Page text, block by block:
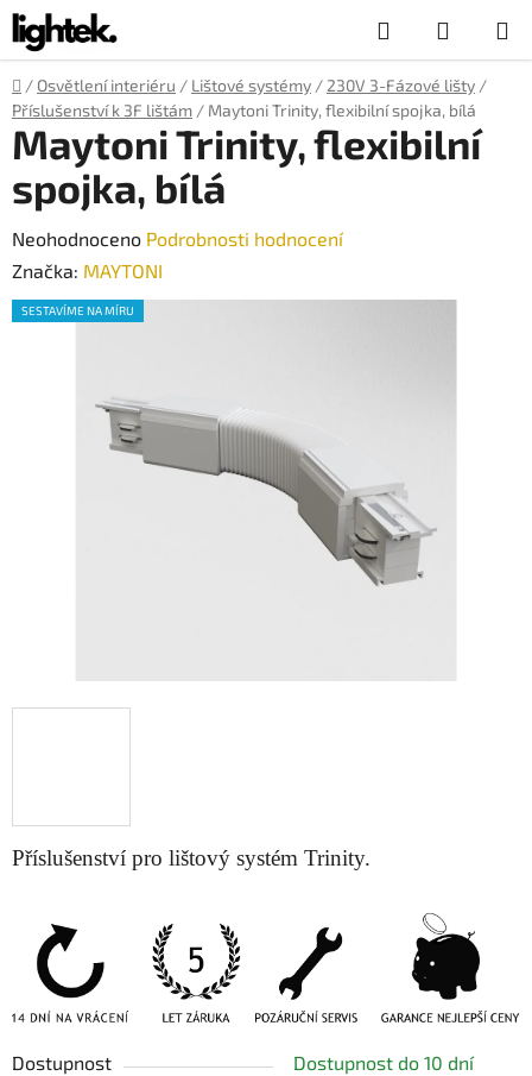
Přejít
na
obsah
Hledat
KOŠÍK
Domů
/ Osvětlení interiéru / Lištové systémy / 230V 3-Fázové lišty /
Příslušenství k 3F lištám / Maytoni Trinity, flexibilní spojka, bílá
Příslušenství pro lištový systém Trinity.
Dostupnost
Dostupnost do 10 dní
Maytoni Trinity, flexibilní
spojka, bílá
Průměrné
hodnocení
produktu
Neohodnoceno Podrobnosti hodnocení
Značka: MAYTONI
SESTAVÍME NA MÍRU